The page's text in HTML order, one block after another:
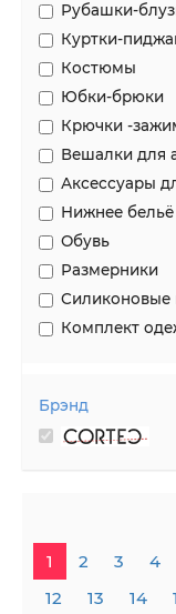
Рубашки-
Куртки-
Костюмы
Юбки-брюки
Крючки -
Вешалки для
Аксессуары
Нижнее бельё
Обувь
Размерники
Силиконовые
Комплект
Брэнд
1 2 3 4
12
13 14